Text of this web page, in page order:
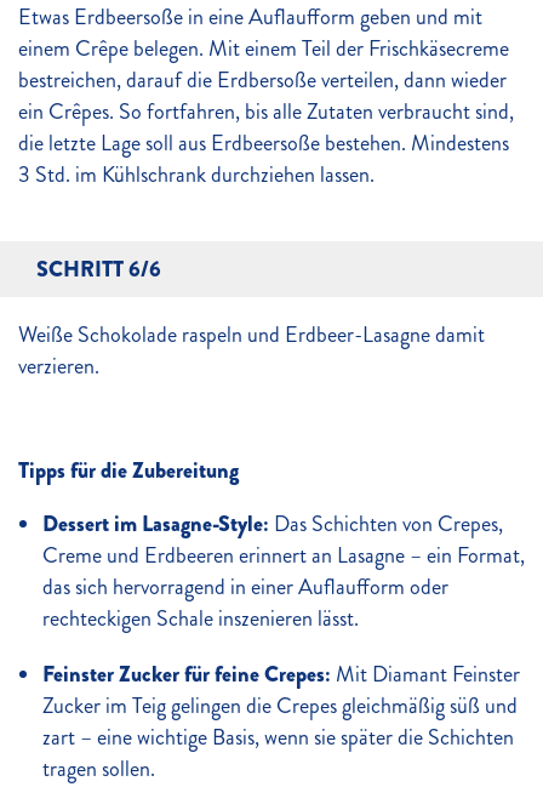
Etwas Erdbeersoße in eine Auflaufform geben und mit
einem Crêpe belegen. Mit einem Teil der Frischkäsecreme
bestreichen, darauf die Erdbersoße verteilen, dann wieder
ein Crêpes. So fortfahren, bis alle Zutaten verbraucht sind,
die letzte Lage soll aus Erdbeersoße bestehen. Mindestens
3 Std. im Kühlschrank durchziehen lassen.
SCHRITT 6/6
Weiße Schokolade raspeln und Erdbeer-Lasagne damit
verzieren.
Tipps für die Zubereitung
Dessert im Lasagne-Style: Das Schichten von Crepes,
Creme und Erdbeeren erinnert an Lasagne – ein Format,
das sich hervorragend in einer Auflaufform oder
rechteckigen Schale inszenieren lässt.
Feinster Zucker für feine Crepes: Mit Diamant Feinster
Zucker im Teig gelingen die Crepes gleichmäßig süß und
zart – eine wichtige Basis, wenn sie später die Schichten
tragen sollen.